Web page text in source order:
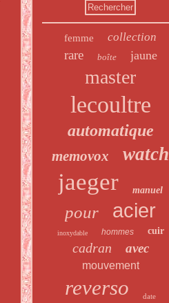
femme collection
rare boîte jaune
master
lecoultre
automatique
memovox watch
jaeger manuel
pour acier
inoxydable hommes cuir
cadran avec
mouvement
reverso date